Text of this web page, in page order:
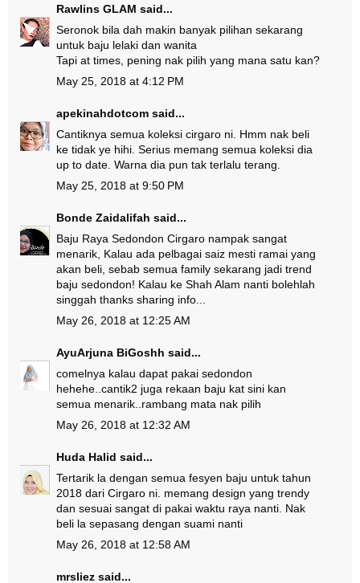
Rawlins GLAM said...
Seronok bila dah makin banyak pilihan sekarang
untuk baju lelaki dan wanita
Tapi at times, pening nak pilih yang mana satu kan?
May 25, 2018 at 4:12 PM
apekinahdotcom said...
Cantiknya semua koleksi cirgaro ni. Hmm nak beli
ke tidak ye hihi. Serius memang semua koleksi dia
up to date. Warna dia pun tak terlalu terang.
May 25, 2018 at 9:50 PM
Bonde Zaidalifah said...
Baju Raya Sedondon Cirgaro nampak sangat
menarik, Kalau ada pelbagai saiz mesti ramai yang
akan beli, sebab semua family sekarang jadi trend
baju sedondon! Kalau ke Shah Alam nanti bolehlah
singgah thanks sharing info...
May 26, 2018 at 12:25 AM
AyuArjuna BiGoshh said...
comelnya kalau dapat pakai sedondon
hehehe..cantik2 juga rekaan baju kat sini kan
semua menarik..rambang mata nak pilih
May 26, 2018 at 12:32 AM
Huda Halid said...
Tertarik la dengan semua fesyen baju untuk tahun
2018 dari Cirgaro ni. memang design yang trendy
dan sesuai sangat di pakai waktu raya nanti. Nak
beli la sepasang dengan suami nanti
May 26, 2018 at 12:58 AM
mrsliez said...